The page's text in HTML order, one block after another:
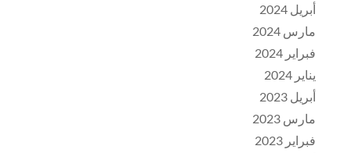
أبريل 2024
مارس 2024
فبراير 2024
يناير 2024
أبريل 2023
مارس 2023
فبراير 2023